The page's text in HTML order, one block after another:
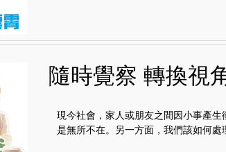
隨時覺察 轉換視
現今社會，家人或朋友之間因小事產
是無所不在。另一方面，我們該如何處